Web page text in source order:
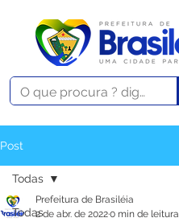
Post
Todas
Todas
Prefeitura de Brasiléia
2 de abr. de 20220 min de leitura